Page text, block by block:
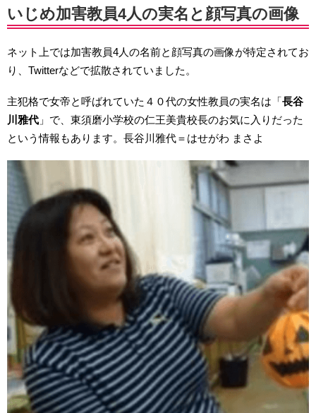
いじめ加害教員4人の実名と顔写真の画像
ネット上では加害教員4人の名前と顔写真の画像が特定されてお
り、Twitterなどで拡散されていました。
主犯格で女帝と呼ばれていた４０代の女性教員の実名は「長谷
川雅代 」で、東須磨小学校の仁王美貴校長のお気に入りだった
という情報もあります。長谷川雅代＝はせがわ まさよ